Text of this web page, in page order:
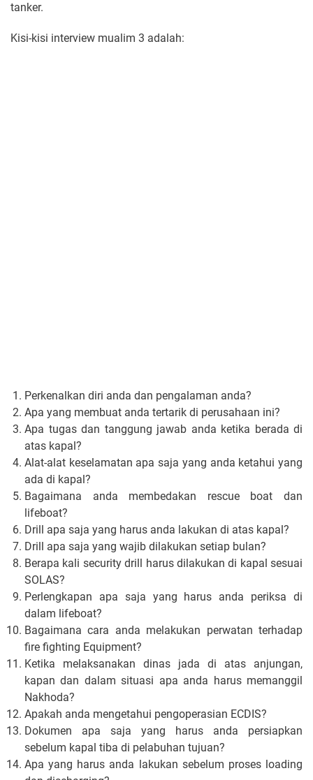
tanker.
Kisi-kisi interview mualim 3 adalah:
Perkenalkan diri anda dan pengalaman anda?
Apa yang membuat anda tertarik di perusahaan ini?
Apa tugas dan tanggung jawab anda ketika berada di
atas kapal?
Alat-alat keselamatan apa saja yang anda ketahui yang
ada di kapal?
Bagaimana anda membedakan rescue boat dan
lifeboat?
Drill apa saja yang harus anda lakukan di atas kapal?
Drill apa saja yang wajib dilakukan setiap bulan?
Berapa kali security drill harus dilakukan di kapal sesuai
SOLAS?
Perlengkapan apa saja yang harus anda periksa di
dalam lifeboat?
Bagaimana cara anda melakukan perwatan terhadap
fire fighting Equipment?
Ketika melaksanakan dinas jada di atas anjungan,
kapan dan dalam situasi apa anda harus memanggil
Nakhoda?
Apakah anda mengetahui pengoperasian ECDIS?
Dokumen apa saja yang harus anda persiapkan
sebelum kapal tiba di pelabuhan tujuan?
Apa yang harus anda lakukan sebelum proses loading